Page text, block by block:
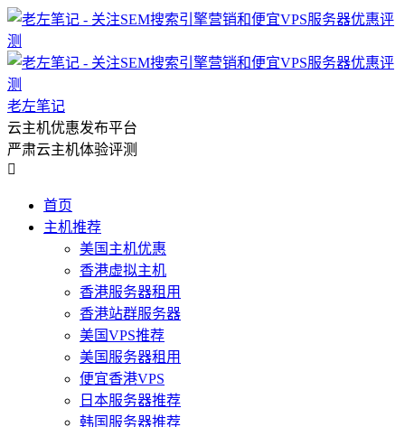
老左笔记
云主机优惠发布平台
严肃云主机体验评测

首页
主机推荐
美国主机优惠
香港虚拟主机
香港服务器租用
香港站群服务器
美国VPS推荐
美国服务器租用
便宜香港VPS
日本服务器推荐
韩国服务器推荐